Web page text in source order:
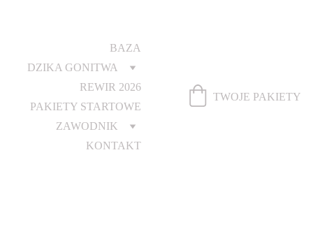
BAZA
DZIKA GONITWA
REWIR 2026
PAKIETY STARTOWE
ZAWODNIK
KONTAKT
TWOJE PAKIETY